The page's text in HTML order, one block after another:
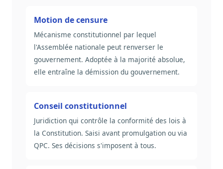
Motion de censure
Mécanisme constitutionnel par lequel
l'Assemblée nationale peut renverser le
gouvernement. Adoptée à la majorité absolue,
elle entraîne la démission du gouvernement.
Conseil constitutionnel
Juridiction qui contrôle la conformité des lois à
la Constitution. Saisi avant promulgation ou via
QPC. Ses décisions s'imposent à tous.